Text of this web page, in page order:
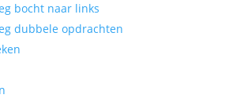
bocht naar links
dubbele opdrachten